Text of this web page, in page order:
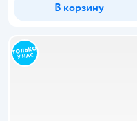
В корзину